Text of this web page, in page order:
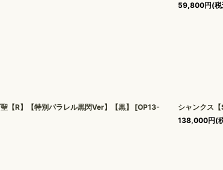
59,800円(
【R】【特別パラレル黒閃Ver】【黒】 [OP13-
シャンクス【
138,000円(